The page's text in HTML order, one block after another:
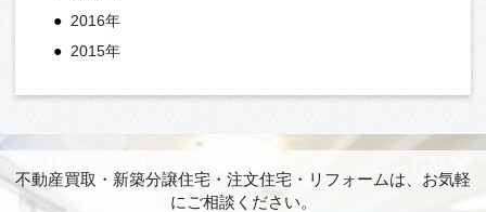
2016年
2015年
不動産買取・新築分譲住宅・注文住宅・リフォームは、お気軽
にご相談ください。